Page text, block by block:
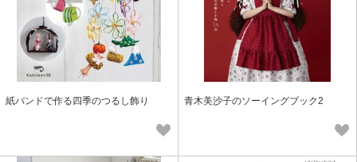
紙バンドで作る四季のつるし飾り 青木美沙子のソーイングブック2